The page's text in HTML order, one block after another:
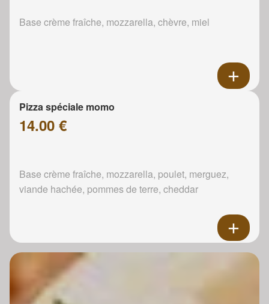
Base crème fraîche, mozzarella, chèvre, miel
Pizza spéciale momo
14.00 €
Base crème fraîche, mozzarella, poulet, merguez,
viande hachée, pommes de terre, cheddar